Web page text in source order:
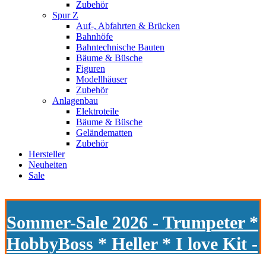
Zubehör
Spur Z
Auf-, Abfahrten & Brücken
Bahnhöfe
Bahntechnische Bauten
Bäume & Büsche
Figuren
Modellhäuser
Zubehör
Anlagenbau
Elektroteile
Bäume & Büsche
Geländematten
Zubehör
Hersteller
Neuheiten
Sale
Sommer-Sale 2026 - Trumpeter *
HobbyBoss * Heller * I love Kit -